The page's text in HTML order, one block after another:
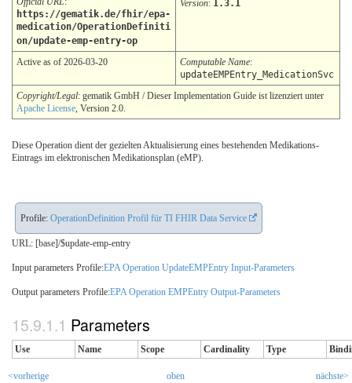
https://gematik.de/fhir/epa-
medication/OperationDefiniti
on/update-emp-entry-op
Version: 1.3.1
Active as of 2026-03-20 Computable Name:
updateEMPEntry_MedicationSvc
Copyright/Legal: gematik GmbH / Dieser Implementation Guide ist lizenziert unter
Apache License , Version 2.0.
Diese Operation dient der gezielten Aktualisierung eines bestehenden Medikations-
Eintrags im elektronischen Medikationsplan (eMP).
Profile: OperationDefinition Profil für TI FHIR Data Service
URL: [base]/$update-emp-entry
Input parameters Profile:EPA Operation UpdateEMPEntry Input-Parameters
Output parameters Profile:EPA Operation EMPEntry Output-Parameters
Parameters
Use Name Scope Cardinality Type
<vorherige oben nächste>